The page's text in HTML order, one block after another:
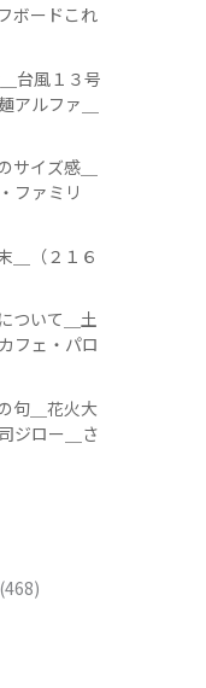
ボードこれ
台風１３号
アルファ＿
サイズ感＿
ファミリ
＿（２１６
ついて＿土
フェ・パロ
句＿花火大
ジロー＿さ
(468)